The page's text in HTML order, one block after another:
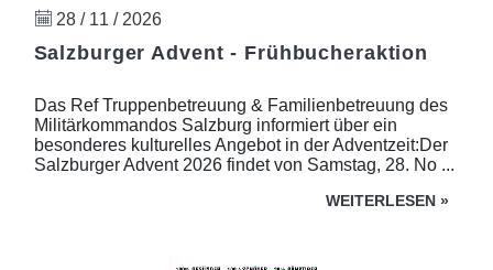
28 / 11 / 2026
Salzburger Advent - Frühbucheraktion
Das Ref Truppenbetreuung & Familienbetreuung des
Militärkommandos Salzburg informiert über ein
besonderes kulturelles Angebot in der Adventzeit:Der
Salzburger Advent 2026 findet von Samstag, 28. No ...
WEITERLESEN »